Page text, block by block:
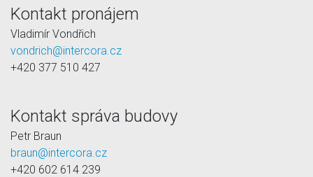
Kontakt pronájem
Vladimír Vondřich
vondrich@intercora.cz
+420 377 510 427
Kontakt správa budovy
Petr Braun
braun@intercora.cz
+420 602 614 239